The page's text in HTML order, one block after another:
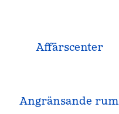
Affärscenter
Angränsande rum